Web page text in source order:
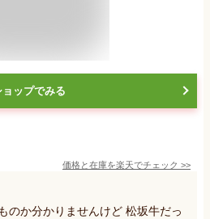
ョップでみる
価格と在庫を楽天でチェック >>
のか分かりませんけど 松坂牛だっ